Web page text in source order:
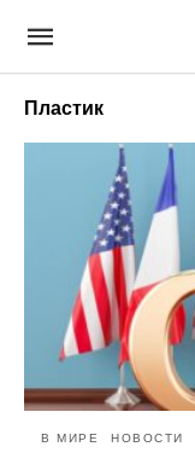
Пластик
В МИРЕ НОВОСТИ